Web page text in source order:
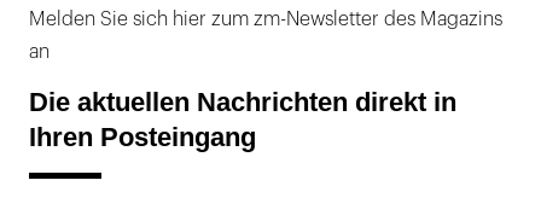
Melden Sie sich hier zum zm-Newsletter des Magazins
an
Die aktuellen Nachrichten direkt in
Ihren Posteingang